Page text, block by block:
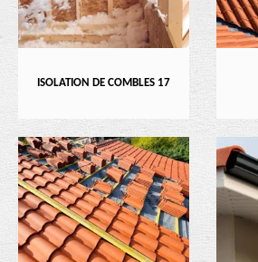
ISOLATION DE COMBLES 17